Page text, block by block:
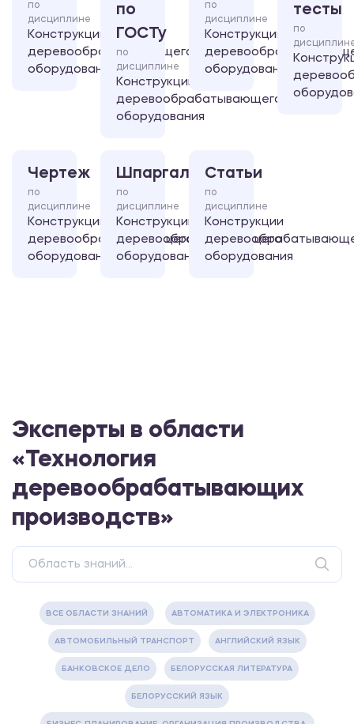
по
дисциплине
Конструкции
деревообрабатывающего
оборудования
по
ГОСТу
по
дисциплине
Конструкции
деревообрабатывающего
оборудования
по
дисциплине
Конструкции
оборудования
тесты
по
Чертеж
по
дисциплине
Конструкции
деревообрабатывающего
оборудования
Шпаргалка
по
дисциплине
Конструкции
деревообрабатывающего
оборудования
Статьи
по
дисциплине
Конструкции
оборудования
Эксперты в области
«Технология
деревообрабатывающих
производств»
ВСЕ ОБЛАСТИ ЗНАНИЙ АВТОМАТИКА И ЭЛЕКТРОНИКА
АВТОМОБИЛЬНЫЙ ТРАНСПОРТ АНГЛИЙСКИЙ ЯЗЫК
БАНКОВСКОЕ ДЕЛО БЕЛОРУССКАЯ ЛИТЕРАТУРА
БЕЛОРУССКИЙ ЯЗЫК